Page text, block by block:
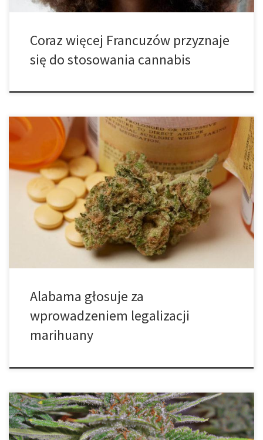
Coraz więcej Francuzów przyznaje
się do stosowania cannabis
Senat stana Alabama głosuje za wprowadzeniem legalizacji
medycznej marihuany. Komitet senacki w Alabamie zatwierdził
projekt ustawy o zalegalizowaniu medycznej marihuany, co
stanowi drugie duże zwycięstwo zwolenników reformy cannabis w
tym stanie w ostatnim czasie. Ustawodawstwo pozwala pacjentom
w wieku 19 lat oraz starszym, cierpiącym na jeden z 33
wymienionych jednostek […]
Alabama głosuje za
wprowadzeniem legalizacji
marihuany
Niedobory boru mogą szkodzić uprawie marihuany zmniejszając